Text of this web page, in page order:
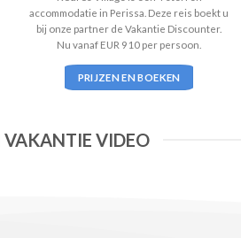
accommodatie in Perissa. Deze reis boekt u
bij onze partner de Vakantie Discounter.
Nu vanaf EUR 910 per persoon.
PRIJZEN EN BOEKEN
VIDEO